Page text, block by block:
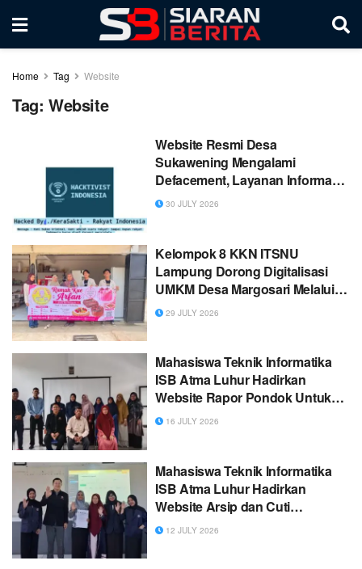
Home Tag Website
Tag: Website
Website Resmi Desa
Sukawening Mengalami
Defacement, Layanan Informasi
Terganggu
30 JULY 2026
Kelompok 8 KKN ITSNU
Lampung Dorong Digitalisasi
UMKM Desa Margosari Melalui
Perancangan Website Penjualan
29 JULY 2026
Mahasiswa Teknik Informatika
ISB Atma Luhur Hadirkan
Website Rapor Pondok Untuk
Dukung Transformasi Digital di
16 JULY 2026
Mahasiswa Teknik Informatika
ISB Atma Luhur Hadirkan
Website Arsip dan Cuti
Terintegrasi untuk Mendukung
12 JULY 2026